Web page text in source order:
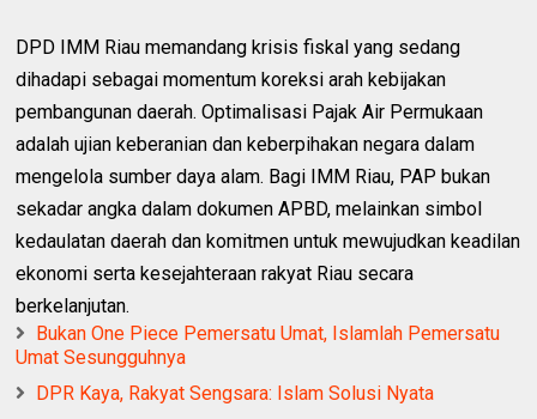
DPD IMM Riau memandang krisis fiskal yang sedang
dihadapi sebagai momentum koreksi arah kebijakan
pembangunan daerah. Optimalisasi Pajak Air Permukaan
adalah ujian keberanian dan keberpihakan negara dalam
mengelola sumber daya alam. Bagi IMM Riau, PAP bukan
sekadar angka dalam dokumen APBD, melainkan simbol
kedaulatan daerah dan komitmen untuk mewujudkan keadilan
ekonomi serta kesejahteraan rakyat Riau secara
berkelanjutan.
Bukan One Piece Pemersatu Umat, Islamlah Pemersatu
Umat Sesungguhnya
DPR Kaya, Rakyat Sengsara: Islam Solusi Nyata